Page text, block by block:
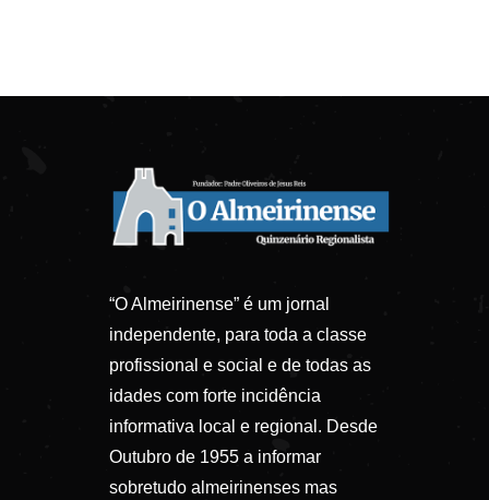
“O Almeirinense” é um jornal
independente, para toda a classe
profissional e social e de todas as
idades com forte incidência
informativa local e regional. Desde
Outubro de 1955 a informar
sobretudo almeirinenses mas